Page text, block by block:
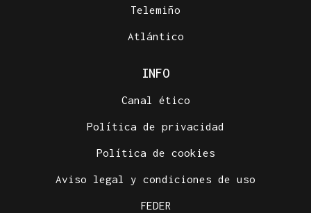
Telemiño
Atlántico
INFO
Canal ético
Política de privacidad
Política de cookies
Aviso legal y condiciones de uso
FEDER